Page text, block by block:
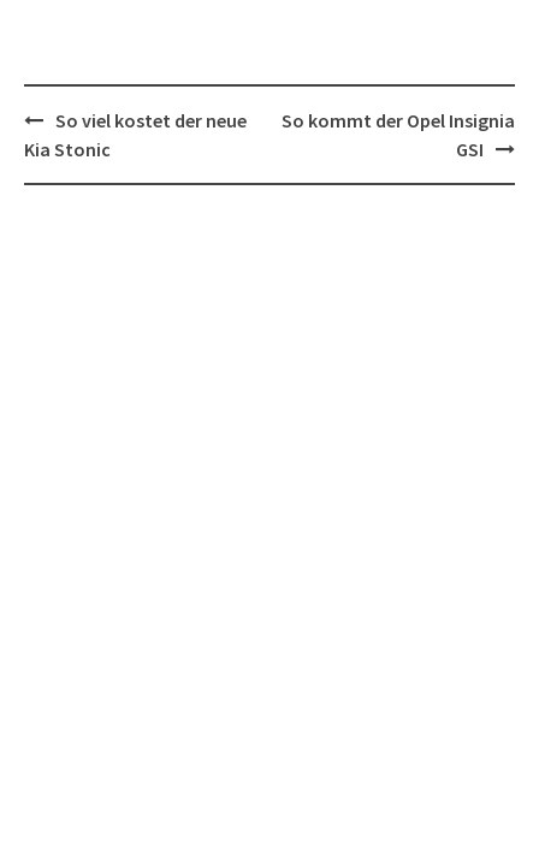
Post
navigation
So viel kostet der neue
Kia Stonic
So kommt der Opel Insignia
GSI